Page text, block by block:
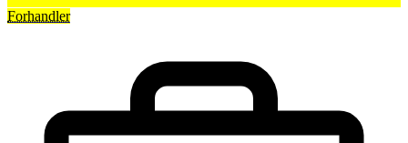
Forhandler